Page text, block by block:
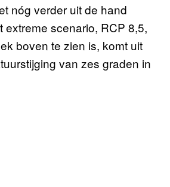
nóg verder uit de hand
extreme scenario, RCP 8,5,
boven te zien is, komt uit
van zes graden in